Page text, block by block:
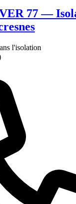
77 —
l'isolation